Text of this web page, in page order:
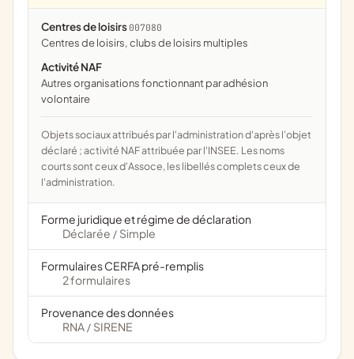
Centres de loisirs 007080
centres de loisirs, clubs de loisirs multiples
Activité NAF
Autres organisations fonctionnant par adhésion
volontaire
Objets sociaux attribués par l'administration d'après l'objet
déclaré ; activité NAF attribuée par l'INSEE. Les noms
courts sont ceux d'Assoce, les libellés complets ceux de
l'administration.
Forme juridique et régime de déclaration
Déclarée / Simple
Formulaires CERFA pré-remplis
2 formulaires
Provenance des données
RNA / SIRENE